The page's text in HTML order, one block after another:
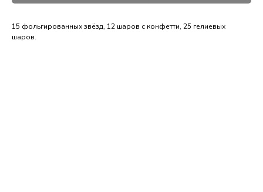
15 фольгированных звёзд, 12 шаров с конфетти, 25 гелиевых
шаров.